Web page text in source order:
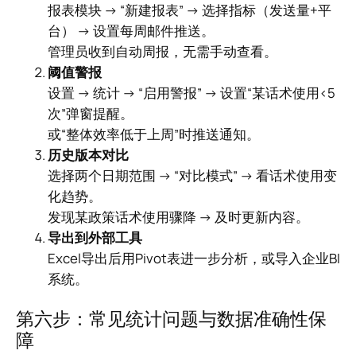
报表模块 → “新建报表” → 选择指标（发送量+平
台） → 设置每周邮件推送。
管理员收到自动周报，无需手动查看。
阈值警报
设置 → 统计 → “启用警报” → 设置“某话术使用<5
次”弹窗提醒。
或“整体效率低于上周”时推送通知。
历史版本对比
选择两个日期范围 → “对比模式” → 看话术使用变
化趋势。
发现某政策话术使用骤降 → 及时更新内容。
导出到外部工具
Excel导出后用Pivot表进一步分析，或导入企业BI
系统。
第六步：常见统计问题与数据准确性保
障